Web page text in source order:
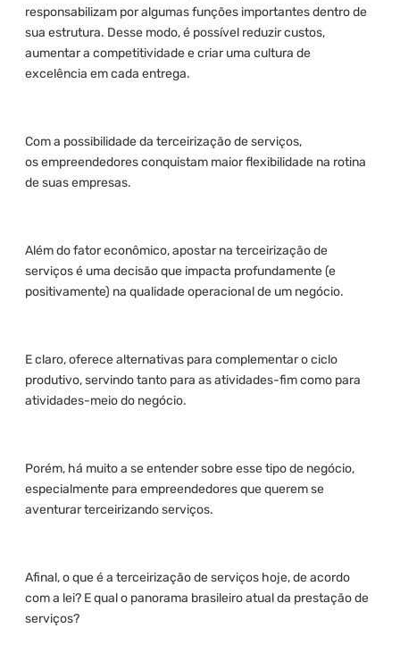
responsabilizam por algumas funções importantes dentro de
sua estrutura. Desse modo, é possível reduzir custos,
aumentar a competitividade e criar uma cultura de
excelência em cada entrega.
Com a possibilidade da terceirização de serviços,
os empreendedores conquistam maior flexibilidade na rotina
de suas empresas.
Além do fator econômico, apostar na terceirização de
serviços é uma decisão que impacta profundamente (e
positivamente) na qualidade operacional de um negócio.
E claro, oferece alternativas para complementar o ciclo
produtivo, servindo tanto para as atividades-fim como para
atividades-meio do negócio.
Porém, há muito a se entender sobre esse tipo de negócio,
especialmente para empreendedores que querem se
aventurar terceirizando serviços.
Afinal, o que é a terceirização de serviços hoje, de acordo
com a lei? E qual o panorama brasileiro atual da prestação de
serviços?